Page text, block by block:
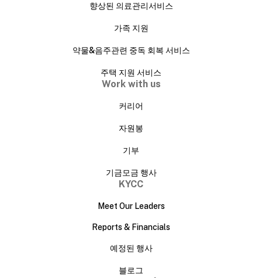
향상된 의료관리서비스
가족 지원
약물&음주관련 중독 회복 서비스
주택 지원 서비스
Work with us
커리어
자원봉
기부
기금모금 행사
KYCC
Meet Our Leaders
Reports & Financials
예정된 행사
블로그